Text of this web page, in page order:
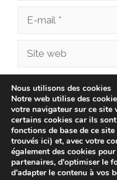
Site
Enregistrer mon
dans le navigateur
commentaire.
Nous utilisons des cookies
Notre web utilise des
votre navigateur sur ce
certains cookies car ils
fonctions de base de ce
trouvés ici) et, avec votre
également des cookies
partenaires, d'optimiser le
d'adapter le contenu à vos